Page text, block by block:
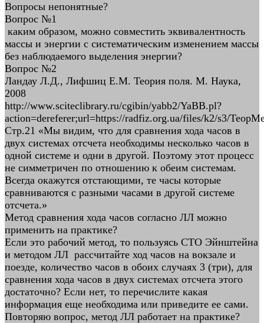
Вопросы непонятные?
Вопрос №1
каким образом, можно совместить эквивалентность
массы и энергии с систематическим изменением массы
без наблюдаемого выделения энергии?
Вопрос №2
Ландау Л.Д., Лифшиц Е.М. Теория поля. М. Наука,
2008
http://www.sciteclibrary.ru/cgibin/yabb2/YaBB.pl?
action=dereferer;url=https://radfiz.org.ua/files/k2/s3/
Стр.21 «Мы видим, что для сравнения хода часов в
двух системах отсчета необходимы несколько часов в
одной системе и одни в другой. Поэтому этот процесс
не симметричен по отношению к обеим системам.
Всегда окажутся отстающими, те часы которые
сравниваются с разными часами в другой системе
отсчета.»
Метод сравнения хода часов согласно ЛЛ можно
применить на практике?
Если это рабочий метод, то пользуясь СТО Эйнштейна
и методом ЛЛ рассчитайте ход часов на вокзале и
поезде, количество часов в обоих случаях 3 (три), для
сравнения хода часов в двух системах отсчета этого
достаточно? Если нет, то перечислите какая
информация еще необходима или приведите ее сами.
Повторяю вопрос, метод ЛЛ работает на практике?